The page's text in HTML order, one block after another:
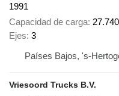
1991
Capacidad de carga
Ejes 3
Países Bajos, 's-
Vriesoord Trucks B.V.